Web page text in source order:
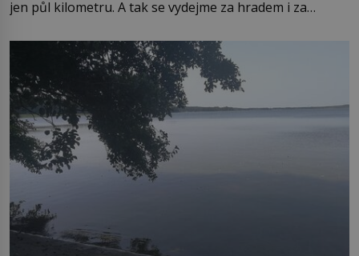
jen půl kilometru. A tak se vydejme za hradem i za
Boskovice na okraji Drahanské vrchoviny vznikla někdy
ve13. století, a už v roce 1313 kronikáři zaznamenali